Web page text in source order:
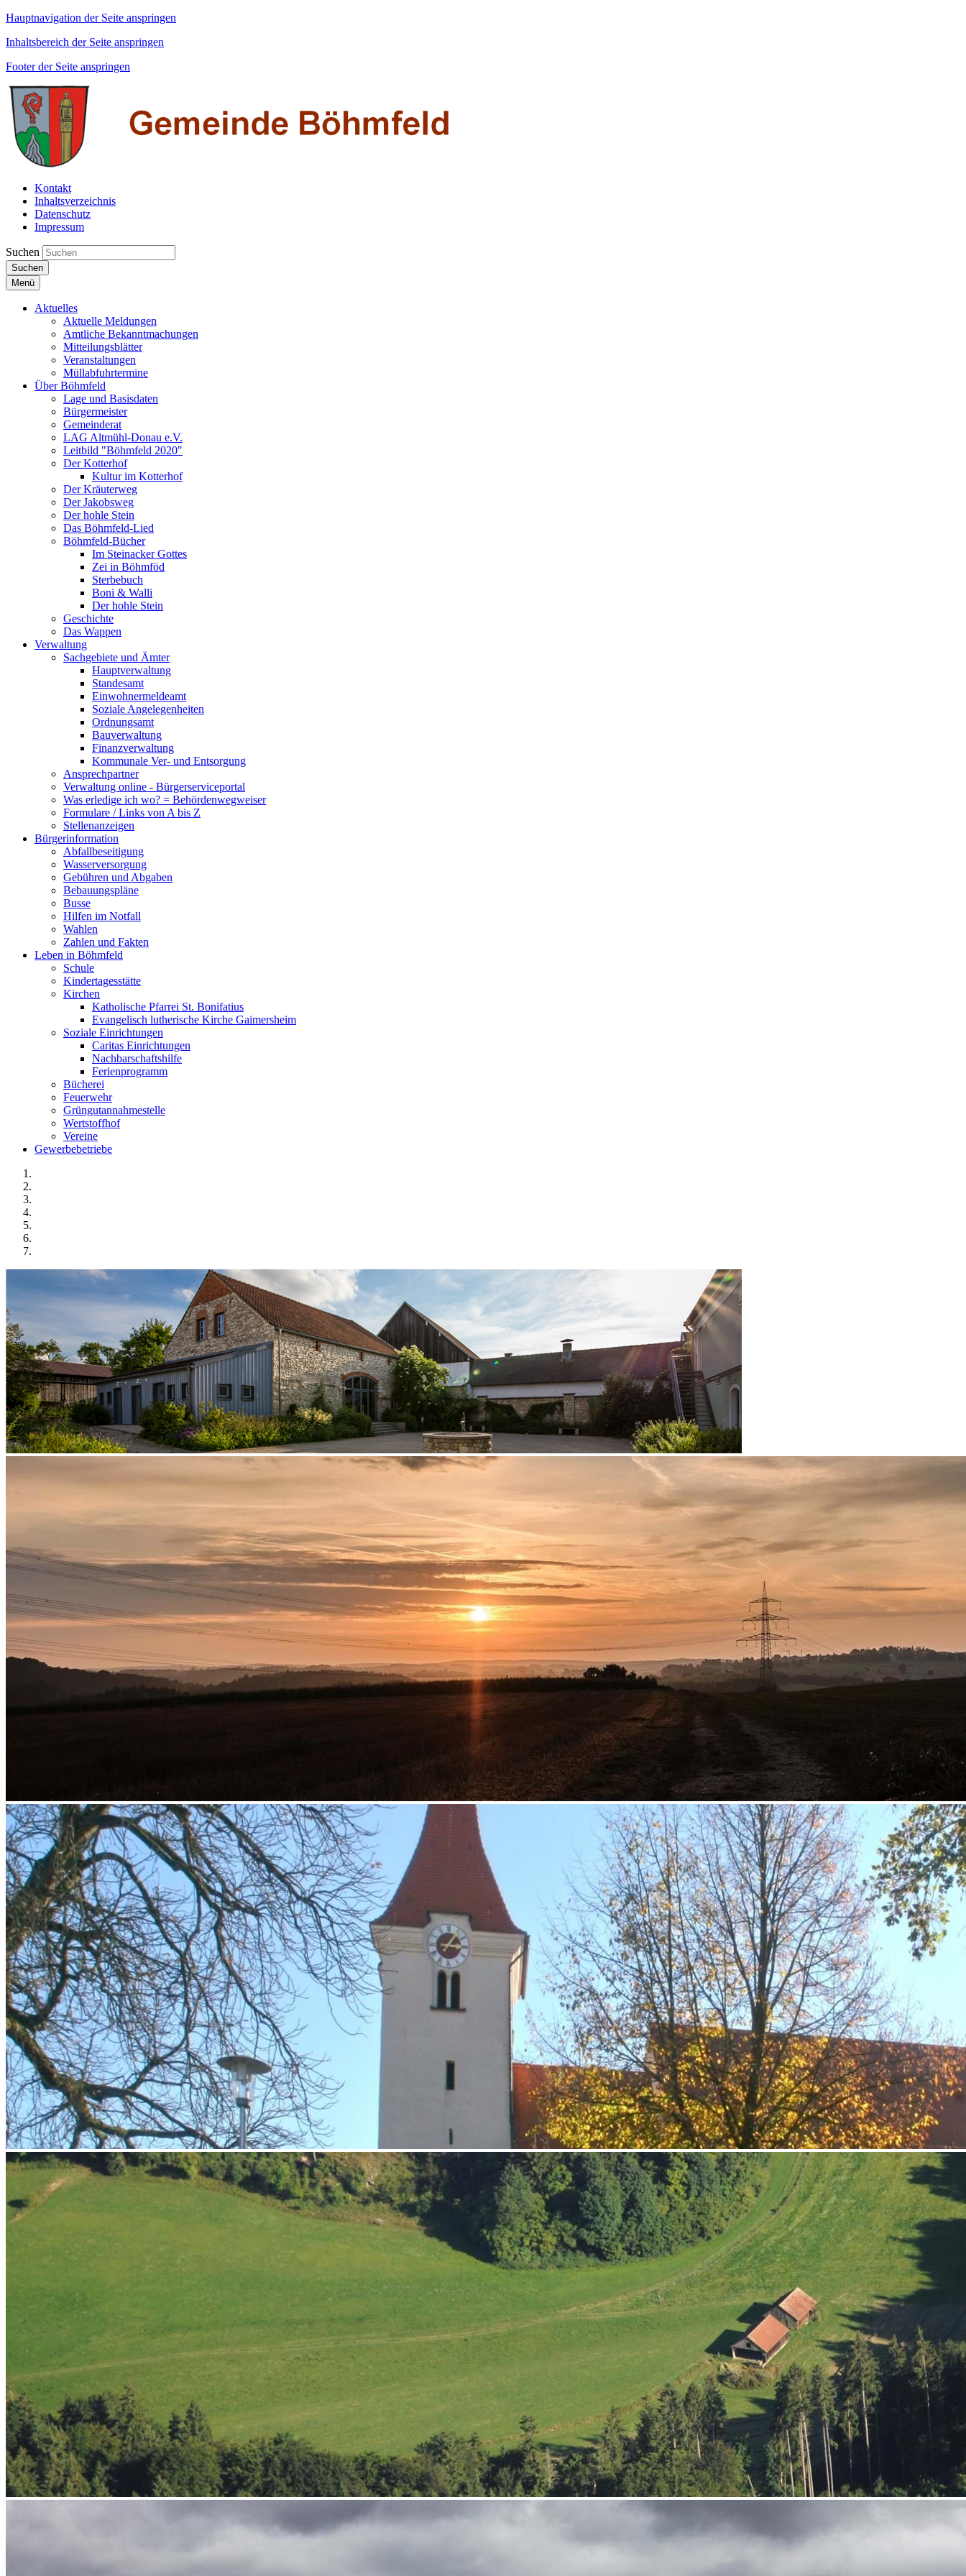
Hauptnavigation der Seite anspringen
Inhaltsbereich der Seite anspringen
Footer der Seite anspringen
Kontakt
Inhaltsverzeichnis
Datenschutz
Impressum
Suchen
Suchen
Menü
Aktuelles
Aktuelle Meldungen
Amtliche Bekanntmachungen
Mitteilungsblätter
Veranstaltungen
Müllabfuhrtermine
Über Böhmfeld
Lage und Basisdaten
Bürgermeister
Gemeinderat
LAG Altmühl-Donau e.V.
Leitbild "Böhmfeld 2020"
Der Kotterhof
Kultur im Kotterhof
Der Kräuterweg
Der Jakobsweg
Der hohle Stein
Das Böhmfeld-Lied
Böhmfeld-Bücher
Im Steinacker Gottes
Zei in Böhmföd
Sterbebuch
Boni & Walli
Der hohle Stein
Geschichte
Das Wappen
Verwaltung
Sachgebiete und Ämter
Hauptverwaltung
Standesamt
Einwohnermeldeamt
Soziale Angelegenheiten
Ordnungsamt
Bauverwaltung
Finanzverwaltung
Kommunale Ver- und Entsorgung
Ansprechpartner
Verwaltung online - Bürgerserviceportal
Was erledige ich wo? = Behördenwegweiser
Formulare / Links von A bis Z
Stellenanzeigen
Bürgerinformation
Abfallbeseitigung
Wasserversorgung
Gebühren und Abgaben
Bebauungspläne
Busse
Hilfen im Notfall
Wahlen
Zahlen und Fakten
Leben in Böhmfeld
Schule
Kindertagesstätte
Kirchen
Katholische Pfarrei St. Bonifatius
Evangelisch lutherische Kirche Gaimersheim
Soziale Einrichtungen
Caritas Einrichtungen
Nachbarschaftshilfe
Ferienprogramm
Bücherei
Feuerwehr
Grüngutannahmestelle
Wertstoffhof
Vereine
Gewerbebetriebe